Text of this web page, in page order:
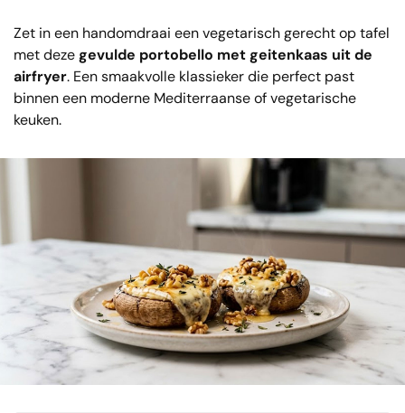
Zet in een handomdraai een vegetarisch gerecht op tafel
met dezegevulde portobello met geitenkaas uit de
airfryer. Een smaakvolle klassieker die perfect past
binnen een moderne Mediterraanse of vegetarische
keuken.